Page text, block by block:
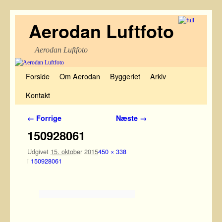
Aerodan Luftfoto
Aerodan Luftfoto
Forside Om Aerodan Byggeriet
Arkiv
Kontakt
Billednavigation
← Forrige Næste →
150928061
Udgivet 15. oktober 2015450 × 338
i 150928061